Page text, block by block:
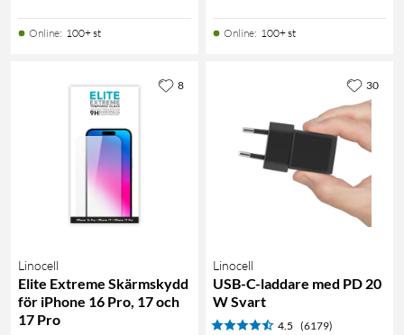
Online: 100+ st Online: 100+ st
Linocell
Elite Extreme Skärmskydd
för iPhone 16 Pro, 17 och
17 Pro
8
Linocell
USB-C-laddare med PD 20
W Svart
4.5 (6179)
30